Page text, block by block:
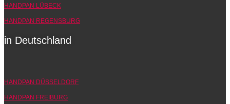
HANDPAN LÜBECK
HANDPAN REGENSBURG
in Deutschland
HANDPAN DÜSSELDORF
HANDPAN FREIBURG